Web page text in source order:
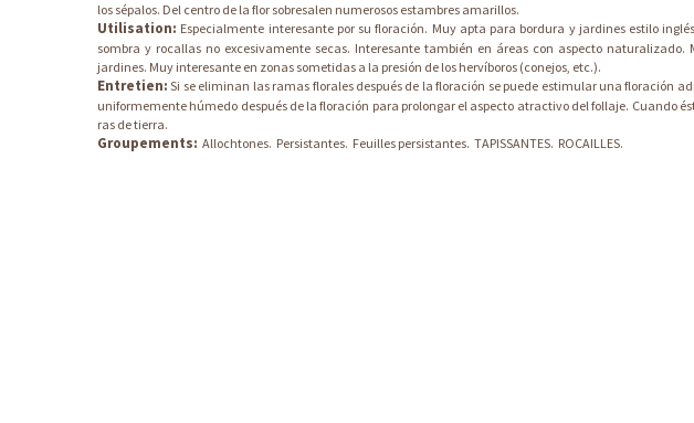
los sépalos. Del centro de la flor sobresalen numerosos estambres amarillos.
Utilisation: Especialmente interesante por su floración. Muy apta para bordura y jardines estilo
sombra y rocallas no excesivamente secas. Interesante también en áreas con aspecto
jardines. Muy interesante en zonas sometidas a la presión de los hervíboros (conejos, etc.).
Entretien: Si se eliminan las ramas florales después de la floración se puede estimular una floración
uniformemente húmedo después de la floración para prolongar el aspecto atractivo del follaje. Cuando
ras de tierra.
Groupements: Allochtones. Persistantes. Feuilles persistantes. TAPISSANTES. ROCAILLES.